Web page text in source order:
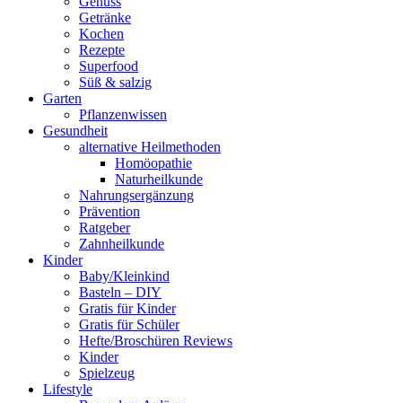
Getränke
Kochen
Rezepte
Superfood
Süß & salzig
Garten
Pflanzenwissen
Gesundheit
alternative Heilmethoden
Homöopathie
Naturheilkunde
Nahrungsergänzung
Prävention
Ratgeber
Zahnheilkunde
Kinder
Baby/Kleinkind
Basteln – DIY
Gratis für Kinder
Gratis für Schüler
Hefte/Broschüren Reviews
Kinder
Spielzeug
Lifestyle